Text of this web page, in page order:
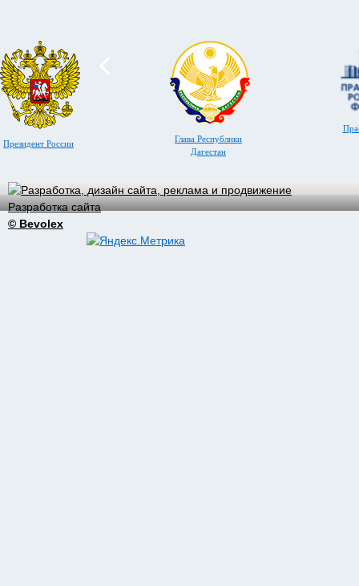
Президент России
Глава Республики
Дагестан
Разработка сайта
© Bevolex